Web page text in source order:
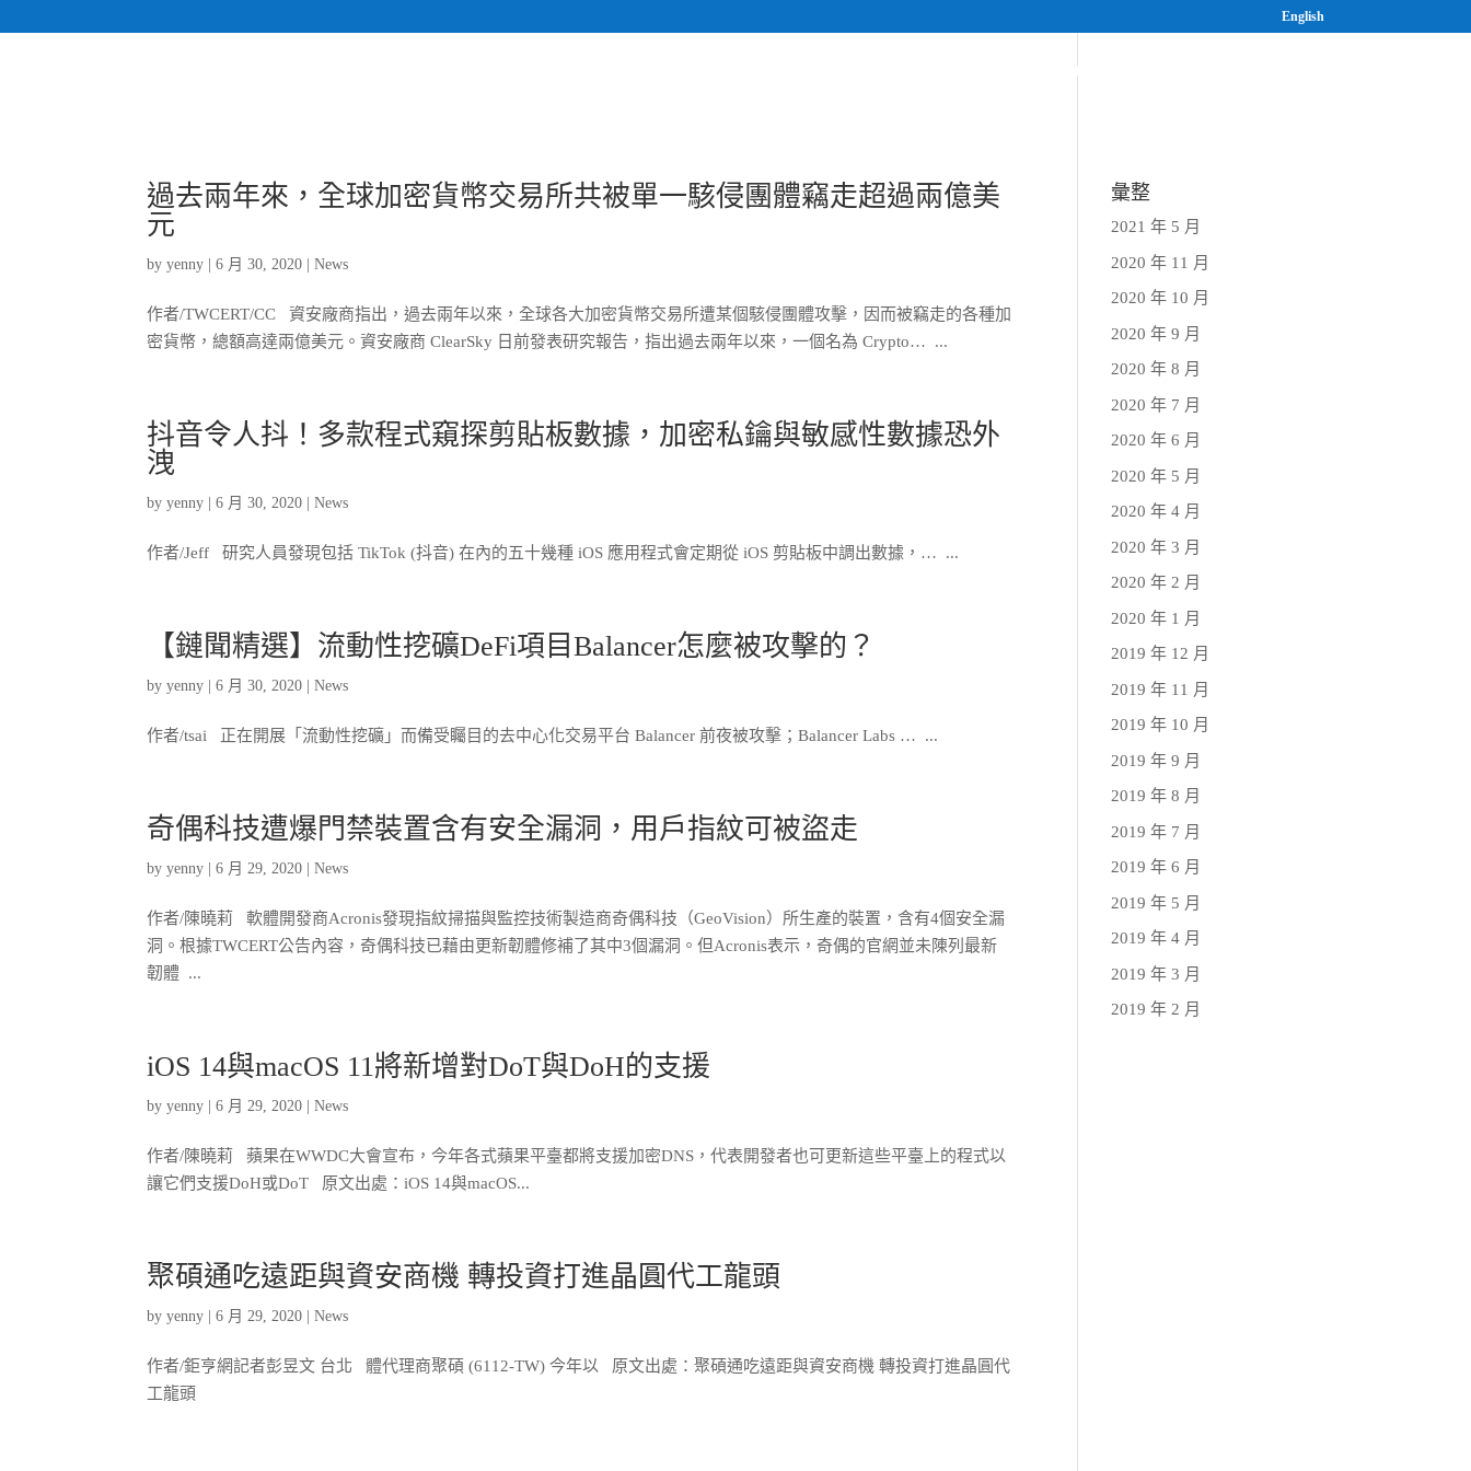
English
研究與人才培育
過去兩年來，全球加密貨幣交易所共被單一駭侵團體竊走超過兩億美
元
byyenny |6 月 30, 2020 |News
作者/TWCERT/CC 資安廠商指出，過去兩年以來，全球各大加密貨幣交易所遭某個駭侵團體攻擊，因而被竊走的各種加
密貨幣，總額高達兩億美元。資安廠商 ClearSky 日前發表研究報告，指出過去兩年以來，一個名為 Crypto… ...
抖音令人抖！多款程式窺探剪貼板數據，加密私鑰與敏感性數據恐外
洩
byyenny |6 月 30, 2020 |News
作者/Jeff 研究人員發現包括 TikTok (抖音) 在內的五十幾種 iOS 應用程式會定期從 iOS 剪貼板中調出數據，… ...
【鏈聞精選】流動性挖礦DeFi項目Balancer怎麼被攻擊的？
byyenny |6 月 30, 2020 |News
作者/tsai 正在開展「流動性挖礦」而備受矚目的去中心化交易平台 Balancer 前夜被攻擊；Balancer Labs … ...
奇偶科技遭爆門禁裝置含有安全漏洞，用戶指紋可被盜走
byyenny |6 月 29, 2020 |News
作者/陳曉莉 軟體開發商Acronis發現指紋掃描與監控技術製造商奇偶科技（GeoVision）所生產的裝置，含有4個安全漏
洞。根據TWCERT公告內容，奇偶科技已藉由更新韌體修補了其中3個漏洞。但Acronis表示，奇偶的官網並未陳列最新
韌體 ...
iOS 14與macOS 11將新增對DoT與DoH的支援
byyenny |6 月 29, 2020 |News
作者/陳曉莉 蘋果在WWDC大會宣布，今年各式蘋果平臺都將支援加密DNS，代表開發者也可更新這些平臺上的程式以
讓它們支援DoH或DoT 原文出處：iOS 14與macOS...
聚碩通吃遠距與資安商機 轉投資打進晶圓代工龍頭
byyenny |6 月 29, 2020 |News
作者/鉅亨網記者彭昱文 台北 體代理商聚碩 (6112-TW) 今年以 原文出處：聚碩通吃遠距與資安商機 轉投資打進晶圓代
工龍頭
彙整
2021 年 5 月
2020 年 11 月
2020 年 10 月
2020 年 9 月
2020 年 8 月
2020 年 7 月
2020 年 6 月
2020 年 5 月
2020 年 4 月
2020 年 3 月
2020 年 2 月
2020 年 1 月
2019 年 12 月
2019 年 11 月
2019 年 10 月
2019 年 9 月
2019 年 8 月
2019 年 7 月
2019 年 6 月
2019 年 5 月
2019 年 4 月
2019 年 3 月
2019 年 2 月